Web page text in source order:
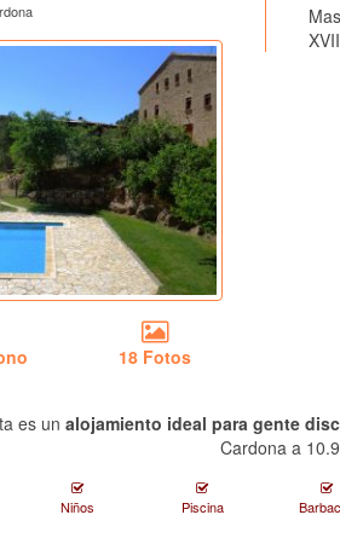
18 Fotos
es un alojamiento ideal para gente
Cardona a
Niños Piscina